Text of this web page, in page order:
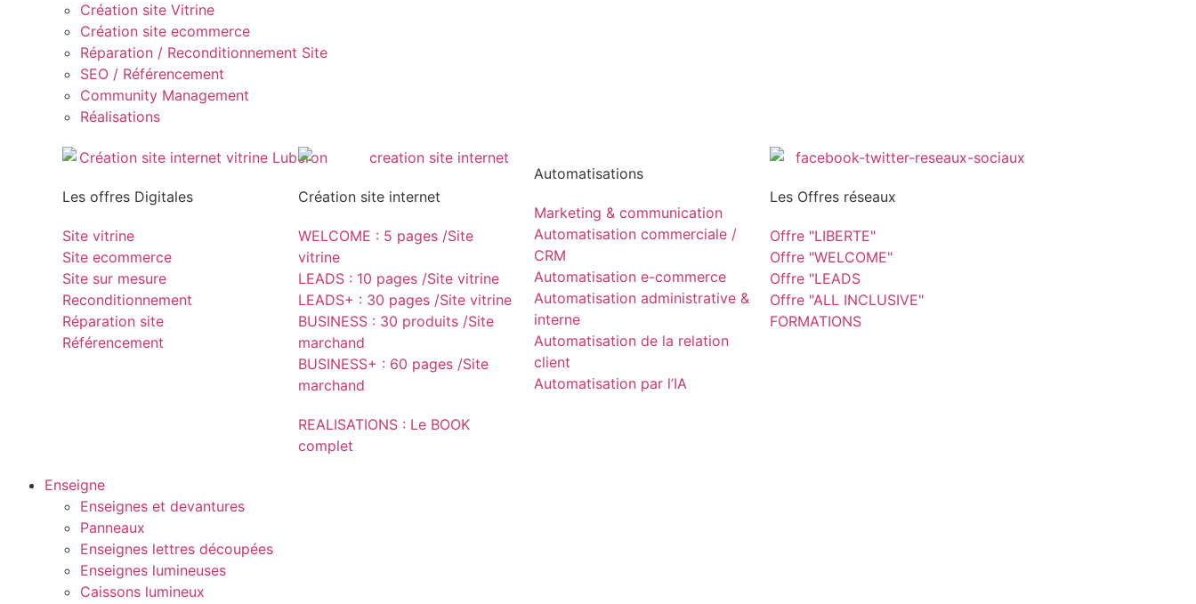
Création site Vitrine
Création site ecommerce
Réparation / Reconditionnement Site
SEO / Référencement
Community Management
Réalisations
Les offres Digitales
Site vitrine
Site ecommerce
Site sur mesure
Reconditionnement
Réparation site
Référencement
Création site internet
WELCOME : 5 pages /Site
vitrine
LEADS : 10 pages /Site vitrine
LEADS+ : 30 pages /Site vitrine
BUSINESS : 30 produits /Site
marchand
BUSINESS+ : 60 pages /Site
marchand
REALISATIONS : Le BOOK
complet
Automatisations
Marketing & communication
Automatisation commerciale /
CRM
Automatisation e-commerce
Automatisation administrative &
interne
Automatisation de la relation
client
Automatisation par l’IA
Les Offres réseaux
Offre "LIBERTE"
Offre "WELCOME"
Offre "LEADS
Offre "ALL INCLUSIVE"
FORMATIONS
Enseigne
Enseignes et devantures
Panneaux
Enseignes lettres découpées
Enseignes lumineuses
Caissons lumineux